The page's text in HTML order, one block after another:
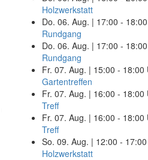
Holzwerkstatt
Do. 06. Aug. | 17:00 -
Rundgang
Do. 06. Aug. | 17:00 -
Rundgang
Fr. 07. Aug. | 15:00 - 18:00
Gartentreffen
Fr. 07. Aug. | 16:00 - 18:00
Treff
Fr. 07. Aug. | 16:00 - 18:00
Treff
So. 09. Aug. | 12:00 -
Holzwerkstatt